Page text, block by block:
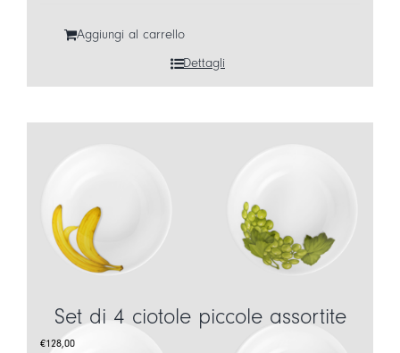
Aggiungi al carrello
Dettagli
Set di 4 ciotole piccole assortite
€128,00